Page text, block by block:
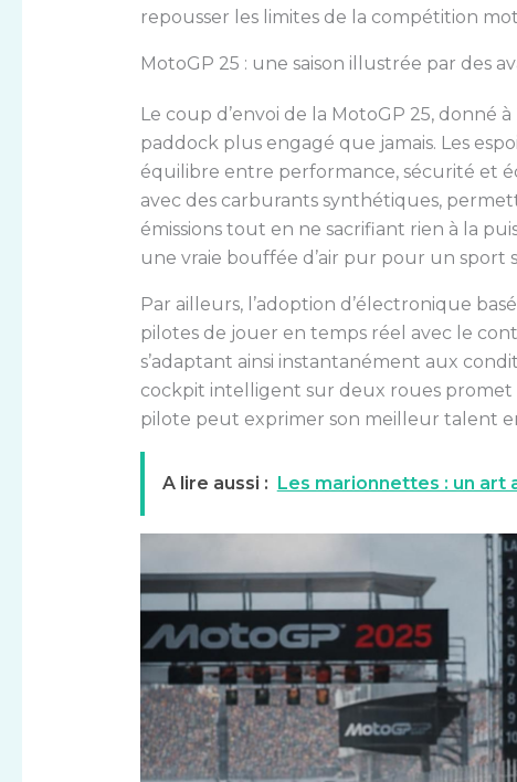
repousser les limites de la compétition
MotoGP 25 : une saison illustrée par des
Le coup d’envoi de la MotoGP 25, donné
paddock plus engagé que jamais. Les
équilibre entre performance, sécurité et
avec des carburants synthétiques,
émissions tout en ne sacrifiant rien à la
une vraie bouffée d’air pur pour un sport
Par ailleurs, l’adoption d’électronique
pilotes de jouer en temps réel avec le
s’adaptant ainsi instantanément aux
cockpit intelligent sur deux roues promet
pilote peut exprimer son meilleur talent
A lire aussi : Les marionnettes : un art